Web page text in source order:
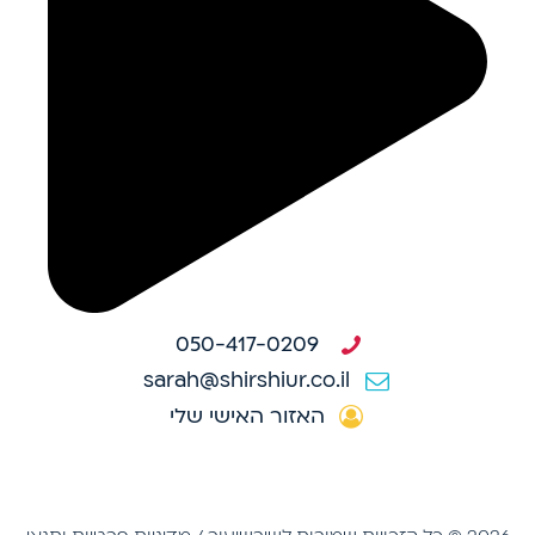
050-417-0209
sarah@shirshiur.co.il
האזור האישי שלי